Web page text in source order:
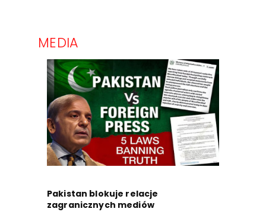
MEDIA
Pakistan blokuje relacje
zagranicznych mediów